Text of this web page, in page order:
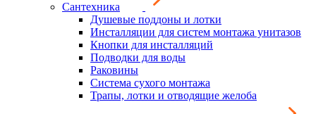
Сантехника
Душевые поддоны и лотки
Инсталляции для систем монтажа унитазов
Кнопки для инсталляций
Подводки для воды
Раковины
Система сухого монтажа
Трапы, лотки и отводящие желоба